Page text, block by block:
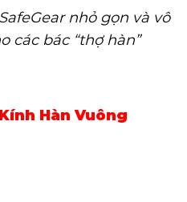
nhỏ gọn và vô
các bác “thợ hàn”
Hàn Vuông